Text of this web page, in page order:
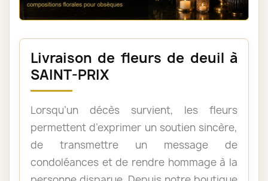
Livraison de fleurs de deuil à
SAINT-PRIX
Lorsqu’un décès survient, les fleurs
permettent d’exprimer un soutien sincère,
de transmettre un message de
condoléances et de rendre hommage à la